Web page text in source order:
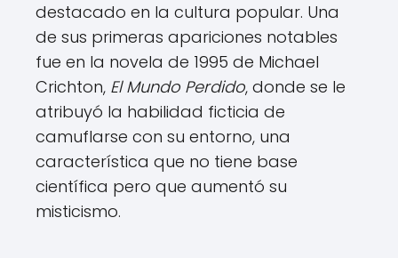
destacado en la cultura popular. Una
de sus primeras apariciones notables
fue en la novela de 1995 de Michael
Crichton, El Mundo Perdido, donde se le
atribuyó la habilidad ficticia de
camuflarse con su entorno, una
característica que no tiene base
científica pero que aumentó su
misticismo.